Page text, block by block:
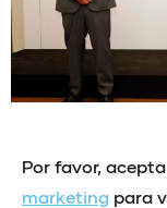
Por favor,
marketing para